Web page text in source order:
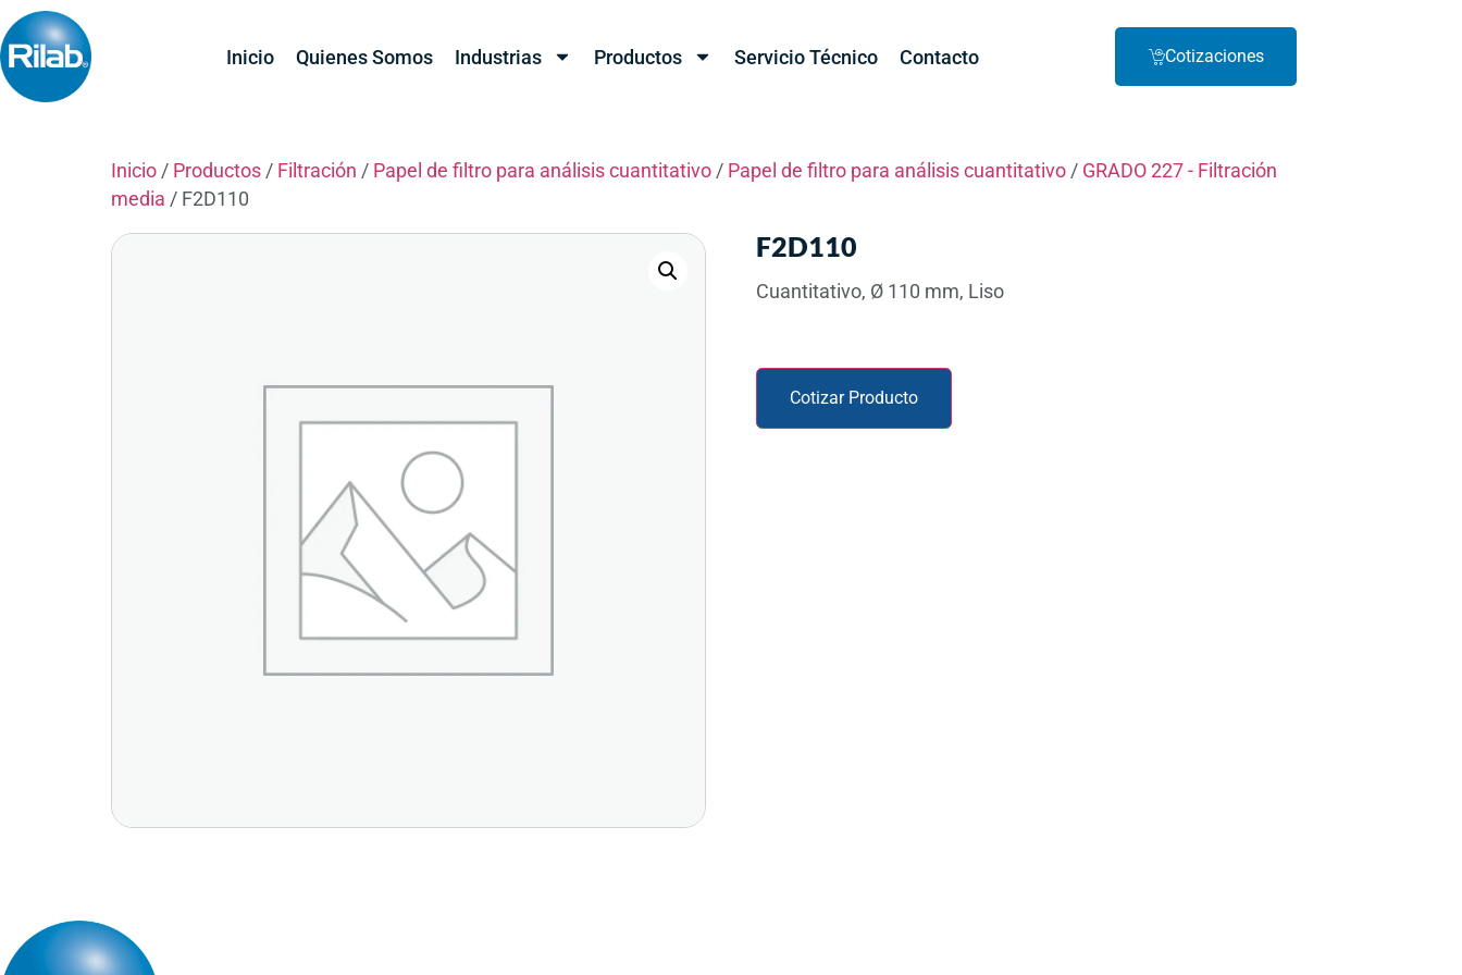
Inicio Quienes Somos Industrias Productos Servicio Técnico Contacto Cotizaciones
Inicio / Productos / Filtración / Papel de filtro para análisis cuantitativo / Papel de filtro para análisis cuantitativo / GRADO 227 - Filtración
media / F2D110
F2D110
Cuantitativo, Ø 110 mm, Liso
Cotizar Producto